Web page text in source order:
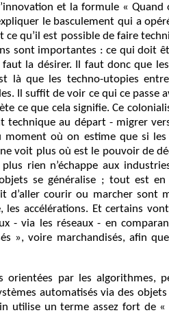
et la formule «
le basculement qui a
ce qu’il est possible de faire
sont importantes : ce qui doit
la désirer. Il faut donc que
là que les techno-utopies
Il suffit de voir ce qui ce passe
ce que cela signifie. Ce
au départ - migrer
où on estime que si
voit plus où est le pouvoir de
rien n’échappe aux
se généralise ; tout est en
d’aller courir ou marcher sont
les accélérations. Et certains
- via les réseaux - en
», voire marchandisés, afin
par les algorithmes,
automatisés via des
utilise un terme assez fort de